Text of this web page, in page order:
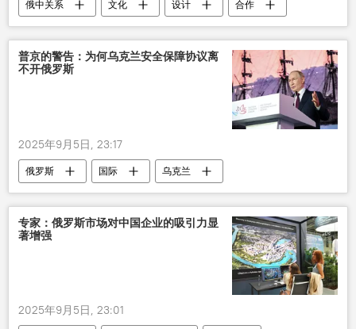
俄中关系 文化 设计 合作
普京的警告：为何乌克兰安全保障协议离
不开俄罗斯
2025年9月5日, 23:17
俄罗斯 国际 乌克兰
专家：俄罗斯市场对中国企业的吸引力显
著增强
2025年9月5日, 23:01